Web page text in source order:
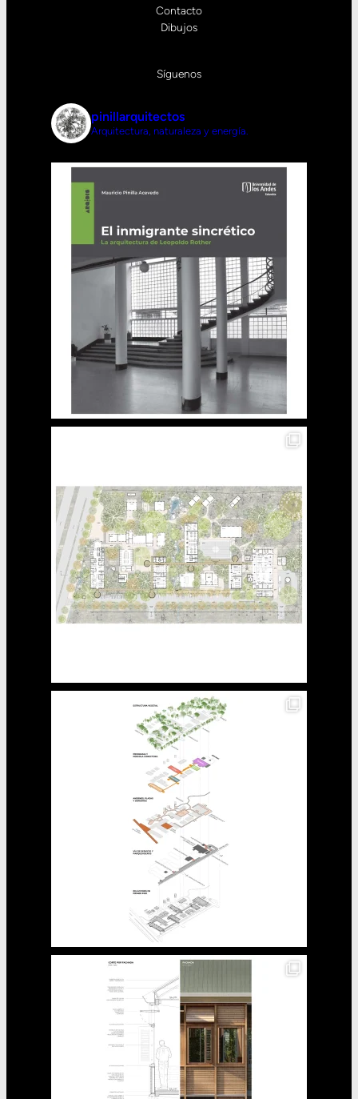
Contacto
Dibujos
Síguenos
pinillarquitectos
Arquitectura, naturaleza y energía.